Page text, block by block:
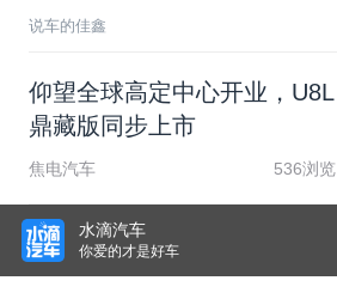
说车的佳鑫
仰望全球高定中心开业 ， U8L
鼎藏版 同步上市
焦电汽车 536浏览
水滴汽车
你爱的才是好车